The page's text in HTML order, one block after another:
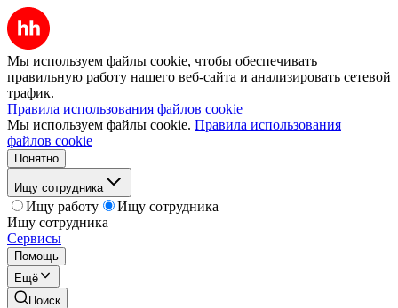
Мы используем файлы cookie, чтобы обеспечивать
правильную работу нашего веб-сайта и анализировать сетевой
трафик.
Правила использования файлов cookie
Мы используем файлы cookie. Правила использования
файлов cookie
Понятно
Ищу сотрудника
Ищу работу
Ищу сотрудника
Ищу сотрудника
Сервисы
Помощь
Ещё
Поиск